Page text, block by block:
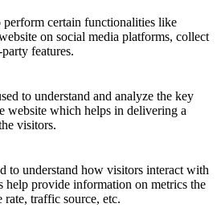
certain functionalities like
on social media platforms, collect
features.
to understand and analyze the key
website which helps in delivering a
visitors.
to understand how visitors interact with
help provide information on metrics the
traffic source, etc.